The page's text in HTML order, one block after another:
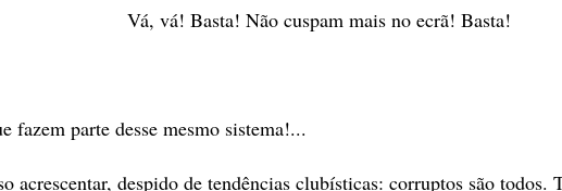
Vá, vá! Basta! Não cuspam mais no ecrã! Basta!
fazem parte desse mesmo sistema!...
acrescentar, despido de tendências clubísticas: corruptos são todos.